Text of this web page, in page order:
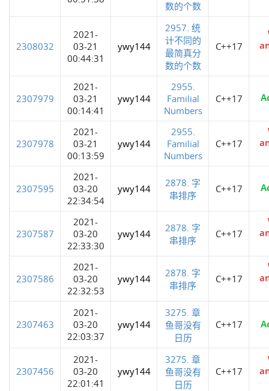
数的个数
2308032
2021-
03-21
00:44:31
ywy144
2957. 统
计不同的
最简真分
数的个数
C++17
2307979
2021-
03-21
00:14:41
ywy144
2955.
Familial
Numbers
C++17
2307978
2021-
03-21
00:13:59
ywy144
2955.
Familial
Numbers
C++17
2307595
2021-
03-20
22:34:54
ywy144
2878. 字
串排序
C++17
2307587
2021-
03-20
22:33:30
ywy144
2878. 字
串排序
C++17
2307586
2021-
03-20
22:32:53
ywy144
2878. 字
串排序
C++17
2307463
2021-
03-20
22:03:37
ywy144
3275. 章
鱼哥没有
日历
C++17
2307456
2021-
03-20
22:01:41
ywy144
3275. 章
鱼哥没有
日历
C++17